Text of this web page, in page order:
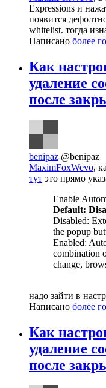
Expressions и
появится
whitelist. тогда
Написано более
Как
удаление
после
benipaz @benipaz
MaximFoxWevo,
тут это прямо
Enable
Default:
Disabled:
the popup
Enabled:
combination
change,
надо зайти в
Написано более
Как
удаление
после